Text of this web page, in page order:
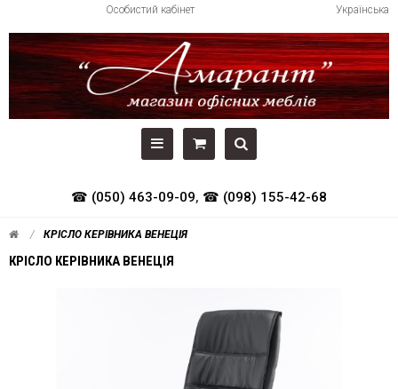
Українська
Особистий кабінет
☎ (050) 463-09-09, ☎ (098) 155-42-68
КРІСЛО КЕРІВНИКА ВЕНЕЦІЯ
КРІСЛО КЕРІВНИКА ВЕНЕЦІЯ